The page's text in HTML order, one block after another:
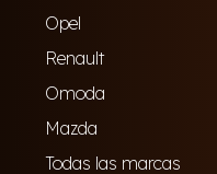
Opel
Renault
Omoda
Mazda
Todas las marcas